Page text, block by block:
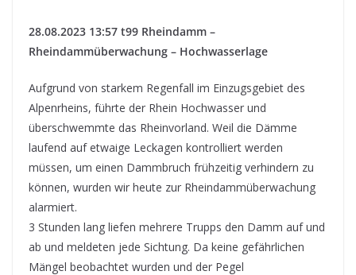
28.08.2023 13:57 t99 Rheindamm –
Rheindammüberwachung – Hochwasserlage
Aufgrund von starkem Regenfall im Einzugsgebiet des
Alpenrheins, führte der Rhein Hochwasser und
überschwemmte das Rheinvorland. Weil die Dämme
laufend auf etwaige Leckagen kontrolliert werden
müssen, um einen Dammbruch frühzeitig verhindern zu
können, wurden wir heute zur Rheindammüberwachung
alarmiert.
3 Stunden lang liefen mehrere Trupps den Damm auf und
ab und meldeten jede Sichtung. Da keine gefährlichen
Mängel beobachtet wurden und der Pegel